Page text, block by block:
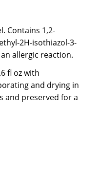
Contains 1,2-
2H-isothiazol-3-
allergic reaction.
fl oz with
and drying in
and preserved for a